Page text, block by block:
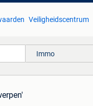
Veiligheidscentrum
Immo